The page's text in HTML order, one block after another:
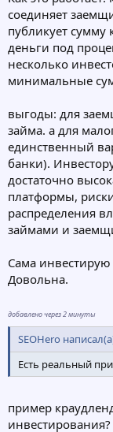
соединяет
публикует сумму
деньги под
несколько
минимальные
выгоды: для
займа. а для
единственный
банки).
достаточно
платформы,
распределения
займами и
Сама
Довольна.
добавлено через 2 минуты
SEOHero
Есть реальный
пример
инвестирования?